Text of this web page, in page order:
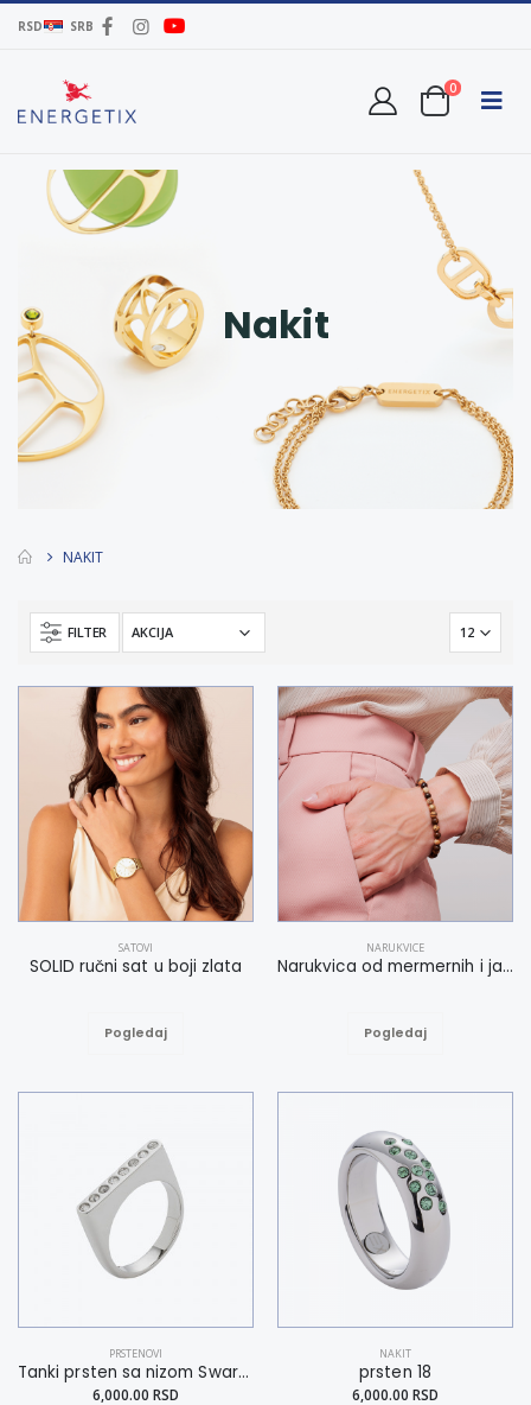
RSD SRB
0
Nakit
NAKIT
FILTER
SATOVI
SOLID ručni sat u boji zlata
Pogledaj
NARUKVICE
Narukvica od mermernih i jaspis perli M-L
Pogledaj
PRSTENOVI
Tanki prsten sa nizom Swarovski kristala 19
6,000.00 RSD
NAKIT
prsten 18
6,000.00 RSD